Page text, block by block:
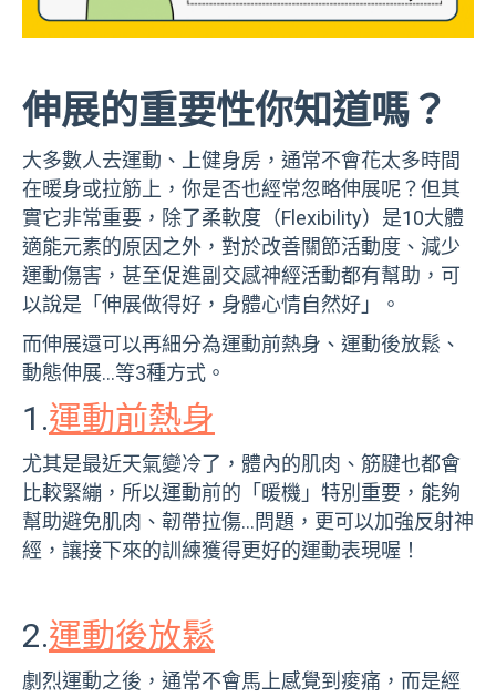
伸展的重要性你知道嗎？
大多數人去運動、上健身房，通常不會花太多時間
在暖身或拉筋上，你是否也經常忽略伸展呢？但其
實它非常重要，除了柔軟度（Flexibility）是10大體
適能元素的原因之外，對於改善關節活動度、減少
運動傷害，甚至促進副交感神經活動都有幫助，可
以說是「伸展做得好，身體心情自然好」。
而伸展還可以再細分為運動前熱身、運動後放鬆、
動態伸展...等3種方式。
1.運動前熱身
尤其是最近天氣變冷了，體內的肌肉、筋腱也都會
比較緊繃，所以運動前的「暖機」特別重要，能夠
幫助避免肌肉、韌帶拉傷...問題，更可以加強反射神
經，讓接下來的訓練獲得更好的運動表現喔！
2.運動後放鬆
劇烈運動之後，通常不會馬上感覺到痠痛，而是經